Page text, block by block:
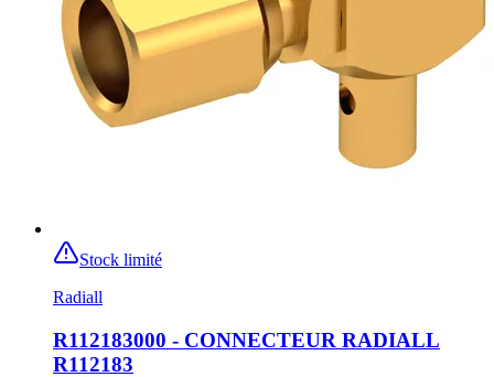
Stock limité
Radiall
R112183000 - CONNECTEUR RADIALL
R112183